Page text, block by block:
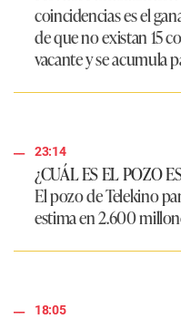
coincidencias es el
de que no existan 15
vacante y se acumula
23:14
¿CUÁL ES EL POZO
El pozo de Telekino
estima en 2.600
18:05